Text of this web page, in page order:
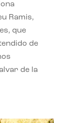
Ramis,
que
de
de la